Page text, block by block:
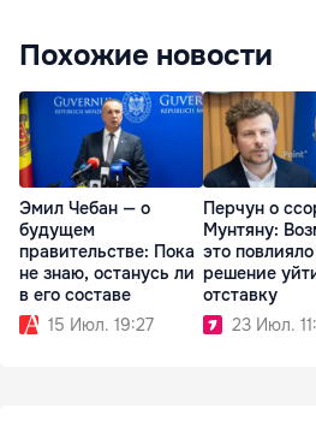
Похожие новости
Эмил Чебан — о
будущем
правительстве: Пока
не знаю, останусь ли
в его составе
15 Июл. 19:27
Перчун о
Мунтяну:
это
решение
отставку
23 Июл.